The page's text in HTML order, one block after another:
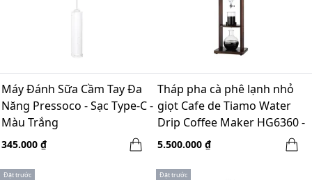
Máy Đánh Sữa Cầm Tay Đa
Năng Pressoco - Sạc Type-C -
Màu Trắng
345.000 ₫
Tháp pha cà phê lạnh nhỏ
giọt Cafe de Tiamo Water
Drip Coffee Maker HG6360 -
10 cups
5.500.000 ₫
Đặt trước Đặt trước